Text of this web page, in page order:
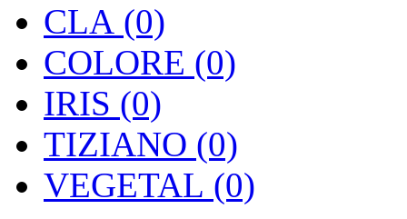
CLA (0)
COLORE (0)
IRIS (0)
TIZIANO (0)
VEGETAL (0)